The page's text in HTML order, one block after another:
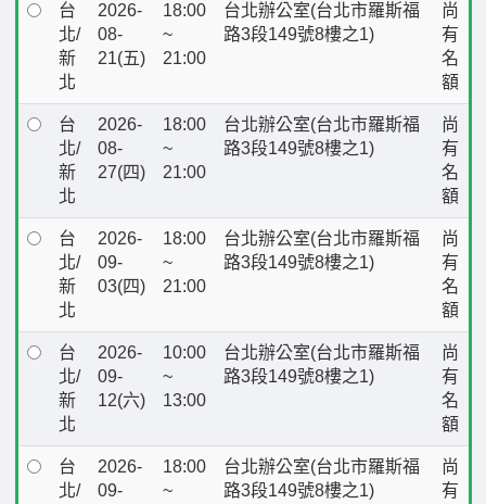
台
北/
新
北
2026-
08-
21(五)
18:00
~
21:00
台北辦公室(台北市羅斯福
路3段149號8樓之1)
尚
有
名
額
台
北/
新
北
2026-
08-
27(四)
18:00
~
21:00
台北辦公室(台北市羅斯福
路3段149號8樓之1)
尚
有
名
額
台
北/
新
北
2026-
09-
03(四)
18:00
~
21:00
台北辦公室(台北市羅斯福
路3段149號8樓之1)
尚
有
名
額
台
北/
新
北
2026-
09-
12(六)
10:00
~
13:00
台北辦公室(台北市羅斯福
路3段149號8樓之1)
尚
有
名
額
台
北/
2026-
09-
18:00
~
台北辦公室(台北市羅斯福
路3段149號8樓之1)
尚
有